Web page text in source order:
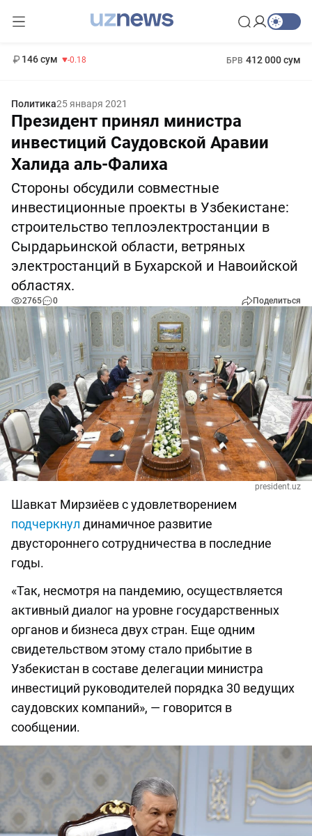
146 сум -0.18 БРВ 412 000 сум
Политика25 января 2021
Президент принял министра
инвестиций Саудовской Аравии
Халида аль-Фалиха
Стороны обсудили совместные
инвестиционные проекты в Узбекистане:
строительство теплоэлектростанции в
Сырдарьинской области, ветряных
электростанций в Бухарской и Навоийской
областях.
2765 0 Поделиться
president.uz
Шавкат Мирзиёев с удовлетворением
подчеркнул динамичное развитие
двустороннего сотрудничества в последние
годы.
«Так, несмотря на пандемию, осуществляется
активный диалог на уровне государственных
органов и бизнеса двух стран. Еще одним
свидетельством этому стало прибытие в
Узбекистан в составе делегации министра
инвестиций руководителей порядка 30 ведущих
саудовских компаний», — говорится в
сообщении.